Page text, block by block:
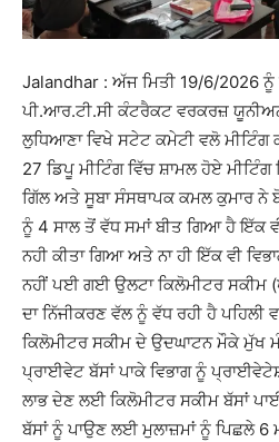
Jalandhar : ਅੱਜ ਮਿਤੀ 19/6/2026
ਪੀ.ਆਰ.ਟੀ.ਸੀ ਕੰਟਰੈਕਟ ਵਰਕਰਜ਼
ਲੁਧਿਆਣਾ ਵਿਖੇ ਸਟੇਟ ਕਮੇਟੀ ਵਲੋ ਮੀਟਿੰਗ
27 ਡਿਪੂ ਮੀਟਿੰਗ ਵਿੱਚ ਸ਼ਾਮਲ ਹੋਏ
ਗਿੱਲ ਅਤੇ ਸੂਬਾ ਸੰਸਥਾਪਕ ਕਮਲ ਕੁਮਾਰ ਨੇ
ਨੂੰ 4 ਸਾਲ ਤੋਂ ਵੱਧ ਸਮਾਂ ਬੀਤ ਗਿਆ ਹੈ ਇੱਕ
ਨਹੀ ਕੀਤਾ ਗਿਆ ਅਤੇ ਨਾ ਹੀ ਇੱਕ ਵੀ
ਨਹੀਂ ਪਈ ਗਈ ਉਲਟਾ ਕਿਲੋਮੀਟਰ ਸਕੀਮ
ਦਾ ਨਿੱਜੀਕਰਣ ਵੱਲ ਨੂੰ ਵੱਧ ਰਹੀ ਹੈ
ਕਿਲੋਮੀਟਰ ਸਕੀਮ ਦੇ ਉਦਘਾਟਨ ਮੌਕੇ ਮੁੱਖ
ਪ੍ਰਾਈਵੇਟ ਬੱਸਾਂ ਪਾਕੇ ਵਿਭਾਗ ਨੂੰ
ਲਾਭ ਦੇਣ ਲਈ ਕਿਲੋਮੀਟਰ ਸਕੀਮ ਬੱਸਾਂ
ਬੱਸਾਂ ਨੂੰ ਪਾਉਣ ਲਈ ਮੁਲਾਜ਼ਮਾਂ ਨੂੰ ਪਿਛਲੇ